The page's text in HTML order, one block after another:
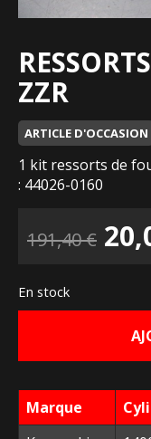
ZZR
ARTICLE D'OCCASION
1 kit ressorts de
: 44026-0160
191,40€ Le
En stock
Marque